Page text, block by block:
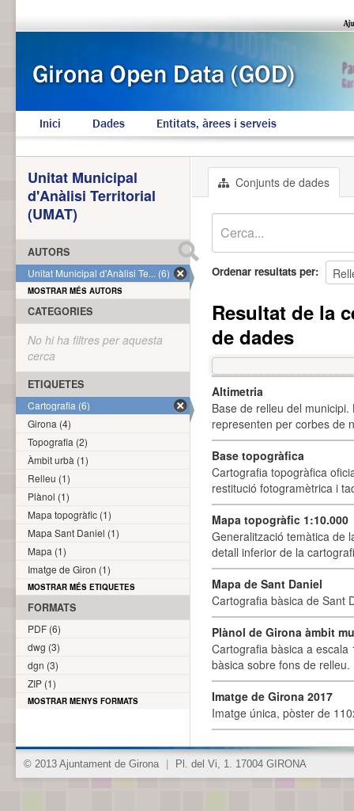
Inici Dades Entitats, àrees i serveis
Conjunts de dades
Ordenar resultats per
Resultat de la
de dades
Altimetria
Base de relleu del
representen per corbes de
Base topogràfica
Cartografia topogràfica
restitució fotogramètrica i
Mapa topogràfic 1:10.000
Generalització temàtica de
detall inferior de la
Mapa de Sant Daniel
Cartografia bàsica de Sant
Plànol de Girona àmbit
Cartografia bàsica a
bàsica sobre fons de
Imatge de Girona 2017
Imatge única, pòster de
Unitat Municipal
d'Anàlisi Territorial
(UMAT)
AUTORS
Unitat Municipal d'Anàlisi Te... (6)
MOSTRAR MÉS AUTORS
CATEGORIES
No hi ha filtres per aquesta
cerca
ETIQUETES
Cartografia (6)
Girona (4)
Topografia (2)
Àmbit urbà (1)
Relleu (1)
Plànol (1)
Mapa topogràfic (1)
Mapa Sant Daniel (1)
Mapa (1)
Imatge de Giron (1)
MOSTRAR MÉS ETIQUETES
FORMATS
PDF (6)
dwg (3)
dgn (3)
ZIP (1)
MOSTRAR MENYS FORMATS
© 2013 Ajuntament de Girona Pl. del Vi, 1. 17004 GIRONA